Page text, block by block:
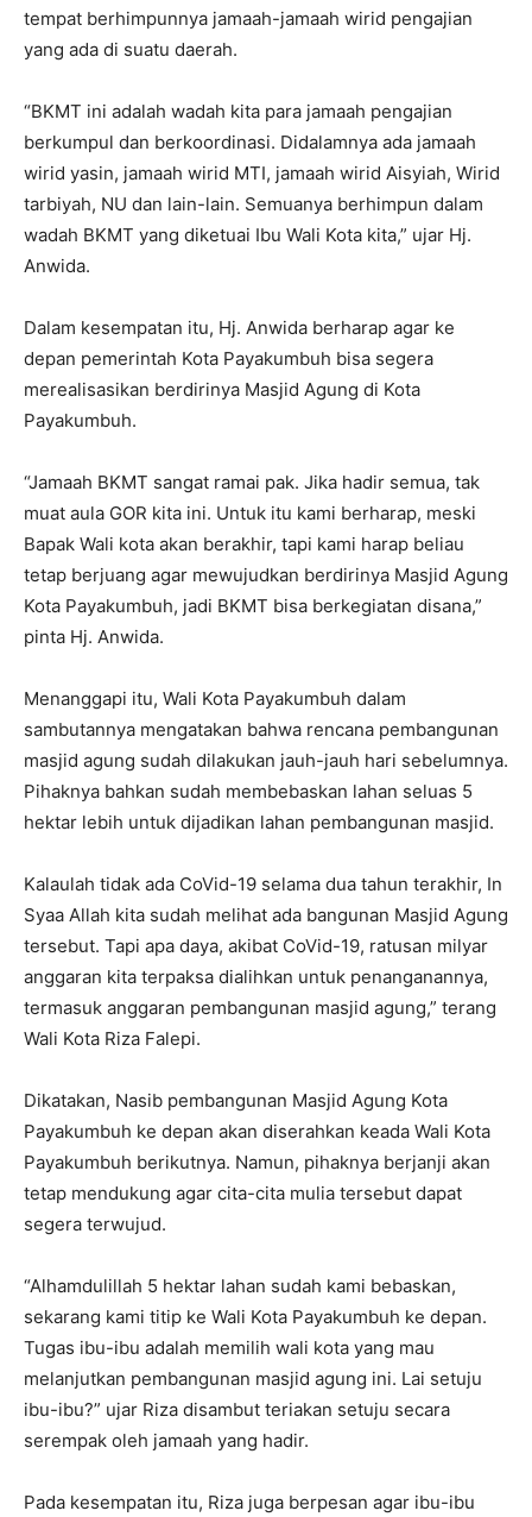
tempat berhimpunnya jamaah-jamaah wirid pengajian
yang ada di suatu daerah.
“BKMT ini adalah wadah kita para jamaah pengajian
berkumpul dan berkoordinasi. Didalamnya ada jamaah
wirid yasin, jamaah wirid MTI, jamaah wirid Aisyiah, Wirid
tarbiyah, NU dan lain-lain. Semuanya berhimpun dalam
wadah BKMT yang diketuai Ibu Wali Kota kita,” ujar Hj.
Anwida.
Dalam kesempatan itu, Hj. Anwida berharap agar ke
depan pemerintah Kota Payakumbuh bisa segera
merealisasikan berdirinya Masjid Agung di Kota
Payakumbuh.
“Jamaah BKMT sangat ramai pak. Jika hadir semua, tak
muat aula GOR kita ini. Untuk itu kami berharap, meski
Bapak Wali kota akan berakhir, tapi kami harap beliau
tetap berjuang agar mewujudkan berdirinya Masjid Agung
Kota Payakumbuh, jadi BKMT bisa berkegiatan disana,”
pinta Hj. Anwida.
Menanggapi itu, Wali Kota Payakumbuh dalam
sambutannya mengatakan bahwa rencana pembangunan
masjid agung sudah dilakukan jauh-jauh hari sebelumnya.
Pihaknya bahkan sudah membebaskan lahan seluas 5
hektar lebih untuk dijadikan lahan pembangunan masjid.
Kalaulah tidak ada CoVid-19 selama dua tahun terakhir, In
Syaa Allah kita sudah melihat ada bangunan Masjid Agung
tersebut. Tapi apa daya, akibat CoVid-19, ratusan milyar
anggaran kita terpaksa dialihkan untuk penanganannya,
termasuk anggaran pembangunan masjid agung,” terang
Wali Kota Riza Falepi.
Dikatakan, Nasib pembangunan Masjid Agung Kota
Payakumbuh ke depan akan diserahkan keada Wali Kota
Payakumbuh berikutnya. Namun, pihaknya berjanji akan
tetap mendukung agar cita-cita mulia tersebut dapat
segera terwujud.
“Alhamdulillah 5 hektar lahan sudah kami bebaskan,
sekarang kami titip ke Wali Kota Payakumbuh ke depan.
Tugas ibu-ibu adalah memilih wali kota yang mau
melanjutkan pembangunan masjid agung ini. Lai setuju
ibu-ibu?” ujar Riza disambut teriakan setuju secara
serempak oleh jamaah yang hadir.
Pada kesempatan itu, Riza juga berpesan agar ibu-ibu